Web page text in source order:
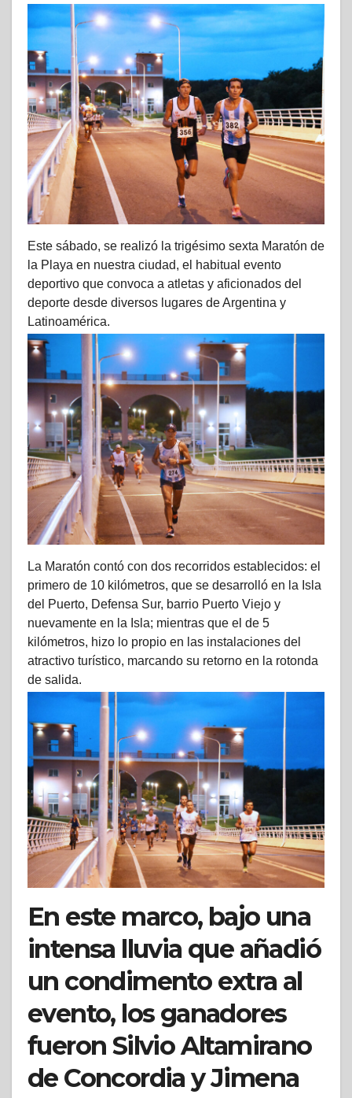
Este sábado, se realizó la trigésimo sexta Maratón de
la Playa en nuestra ciudad, el habitual evento
deportivo que convoca a atletas y aficionados del
deporte desde diversos lugares de Argentina y
Latinoamérica.
La Maratón contó con dos recorridos establecidos: el
primero de 10 kilómetros, que se desarrolló en la Isla
del Puerto, Defensa Sur, barrio Puerto Viejo y
nuevamente en la Isla; mientras que el de 5
kilómetros, hizo lo propio en las instalaciones del
atractivo turístico, marcando su retorno en la rotonda
de salida.
En este marco, bajo una
intensa lluvia que añadió
un condimento extra al
evento, los ganadores
fueron Silvio Altamirano
de Concordia y Jimena